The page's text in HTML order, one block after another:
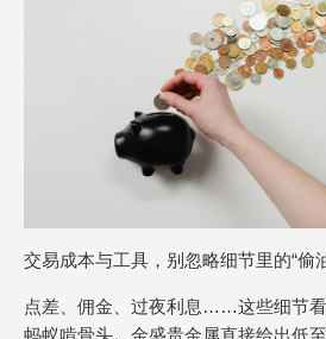
交易成本与工具，别忽略细节里的“偷
点差、佣金、过夜利息……这些细节